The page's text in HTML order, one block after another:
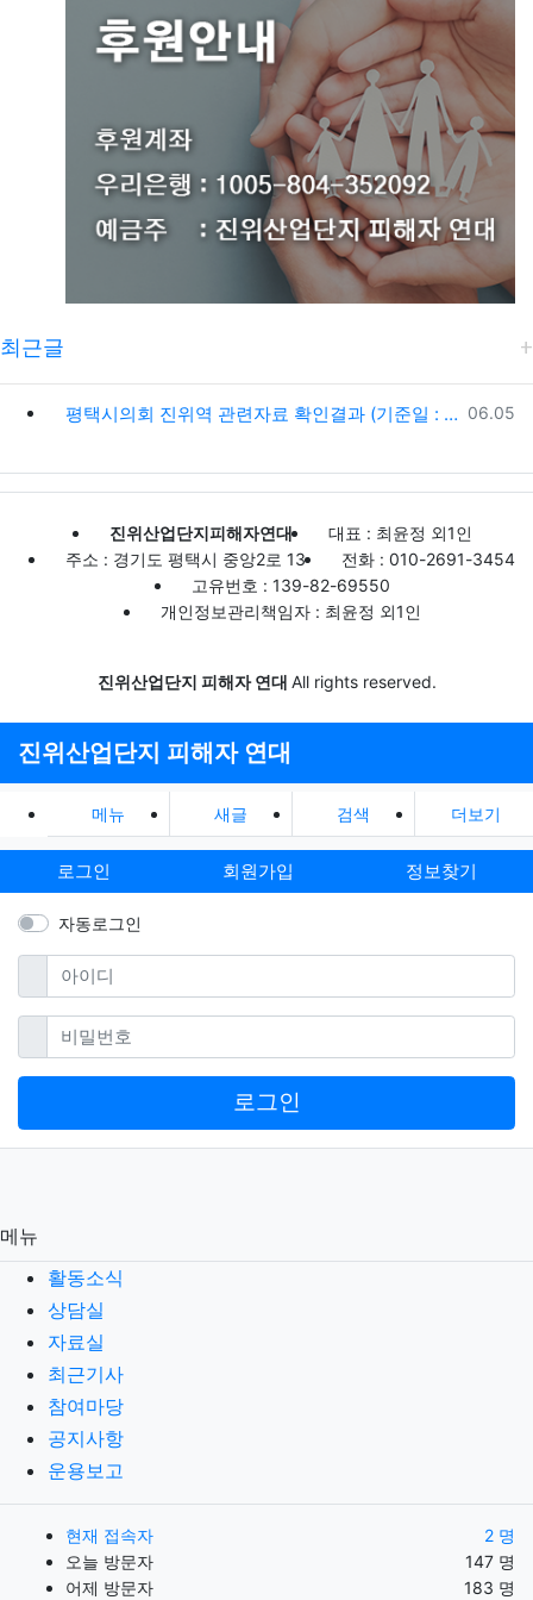
최근글
등록일
06.05
평택시의회 진위역 관련자료 확인결과 (기준일 : 2026. 6. 5)
진위산업단지피해자연대
대표 : 최윤정 외1인
주소 : 경기도 평택시 중앙2로 13
전화 : 010-2691-3454
고유번호 : 139-82-69550
개인정보관리책임자 : 최윤정 외1인
진위산업단지 피해자 연대 All rights reserved.
진위산업단지 피해자 연대
메뉴 새글 검색 더보기
로그인 회원가입 정보찾기
자동로그인
아이디필수
비밀번호필수
로그인
메뉴
활동소식
상담실
자료실
최근기사
참여마당
공지사항
운용보고
현재 접속자
2 명
오늘 방문자
147 명
어제 방문자
183 명